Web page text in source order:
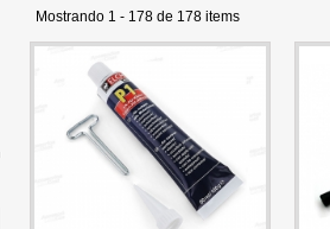
Mostrando 1 - 178 de 178 items